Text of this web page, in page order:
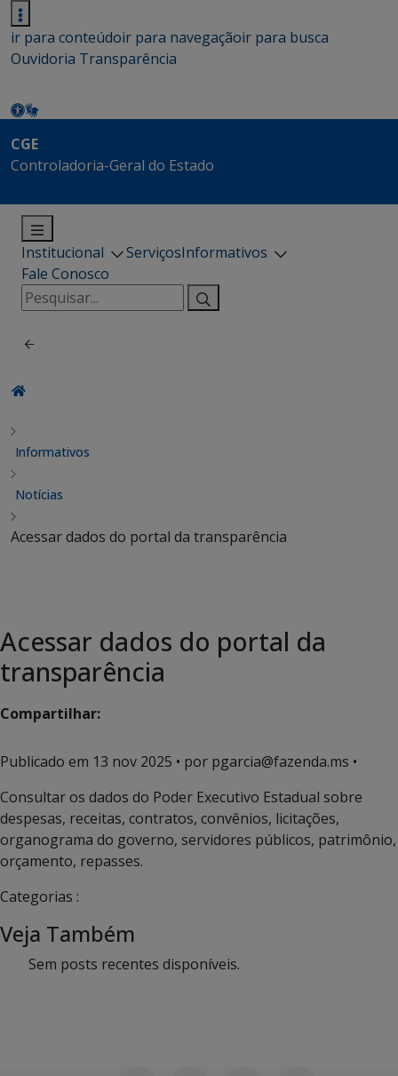
ir para conteúdoir para navegaçãoir para busca
Ouvidoria Transparência
CGE
Controladoria-Geral do Estado
Institucional ServiçosInformativos
Fale Conosco
Pesquisar
por:
Informativos
Notícias
Acessar dados do portal da transparência
Acessar dados do portal da
transparência
Compartilhar:
Publicado em 13 nov 2025 • por pgarcia@fazenda.ms •
Consultar os dados do Poder Executivo Estadual sobre
despesas, receitas, contratos, convênios, licitações,
organograma do governo, servidores públicos, patrimônio,
orçamento, repasses.
Categorias :
Veja Também
Sem posts recentes disponíveis.